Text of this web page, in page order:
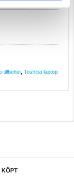
tillbehör, Toshiba laptop
hybrid in-ear